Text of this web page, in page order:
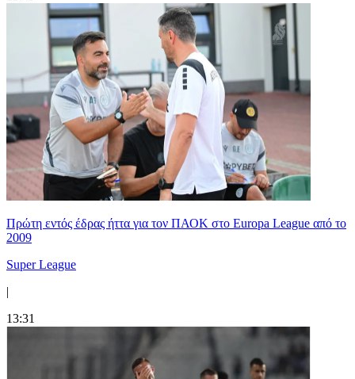
Πρώτη εντός έδρας ήττα για τον ΠΑΟΚ στο Europa League από το
2009
Super League
|
13:31